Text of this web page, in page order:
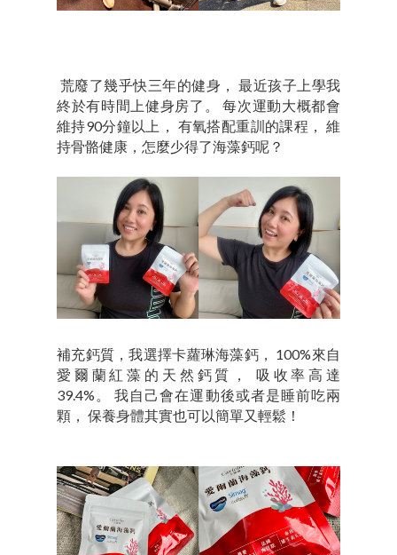
荒廢了幾乎快三年的健身， 最近孩子上學我
終於有時間上健身房了。 每次運動大概都會
維持90分鐘以上， 有氧搭配重訓的課程， 維
持骨骼健康，怎麼少得了海藻鈣呢？
補充鈣質，我選擇卡蘿琳海藻鈣， 100%來自
愛爾蘭紅藻的天然鈣質， 吸收率高達
39.4%。 我自己會在運動後或者是睡前吃兩
顆， 保養身體其實也可以簡單又輕鬆！